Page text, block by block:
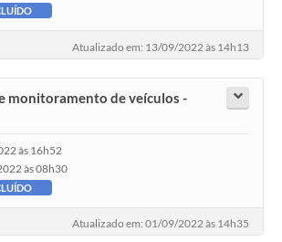
Atualizado em: 13/09/2022 às 14h13
monitoramento de veículos -
às 16h52
às 08h30
Atualizado em: 01/09/2022 às 14h35